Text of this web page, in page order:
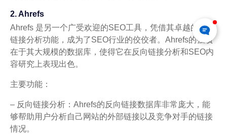
2. Ahrefs
Ahrefs 是另一个广受欢迎的SEO工具，凭借其卓越的反向
链接分析功能，成为了SEO行业的佼佼者。Ahrefs的强项
在于其大规模的数据库，使得它在反向链接分析和SEO内
容研究上表现出色。
主要功能：
– 反向链接分析：Ahrefs的反向链接数据库非常庞大，能
够帮助用户分析自己网站的外部链接以及竞争对手的链接
情况。